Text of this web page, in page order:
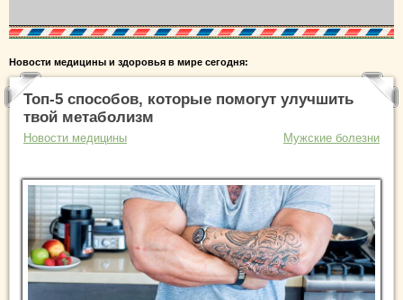
Новости медицины и здоровья в мире сегодня:
Топ-5 способов, которые помогут улучшить
твой метаболизм
Новости медицины Мужские болезни